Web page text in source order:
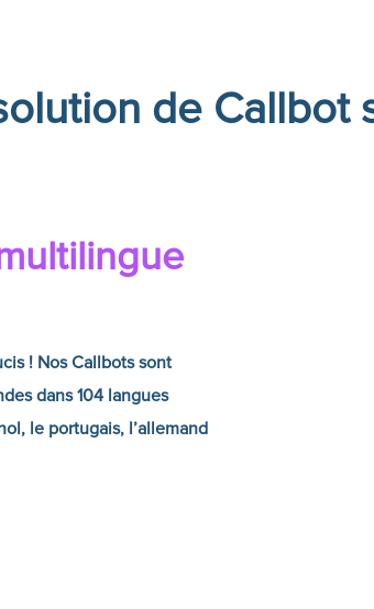
de Callbot
! Nos Callbots sont
dans 104 langues
le portugais, l’allemand